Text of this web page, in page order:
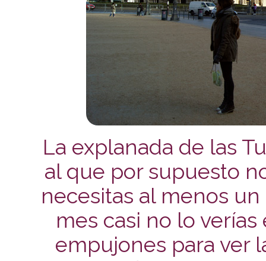
La explanada de las
al que por supuesto
necesitas al menos
mes casi no lo
empujones para ver